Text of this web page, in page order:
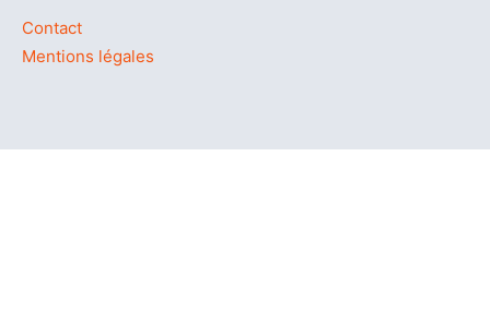
Contact
Mentions légales